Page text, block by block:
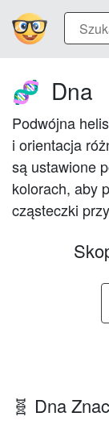
🧬 Dna
Podwójna
i orientacja
są ustawione
kolorach, aby
cząsteczki
🧬 Dna